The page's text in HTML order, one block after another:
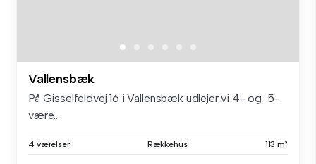
Vallensbæk
På Gisselfeldvej 16 i Vallensbæk udlejer vi 4- og 5-
være...
4 værelser Rækkehus 113 m²